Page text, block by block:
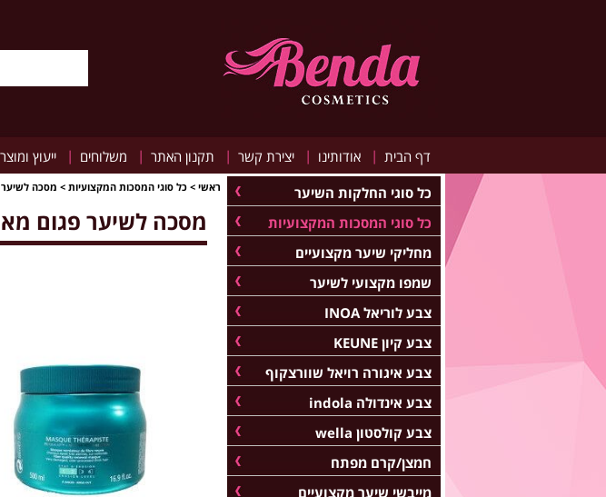
דף הבית | אודותינו | יצירת קשר | תקנון האתר | משלוחים | ייעוץ
ראשי > כל סוגי המסכות המקצועיות > מסכה לשיער פגום
מסכה לשיער פגום מאוד תרפיסט
כל סוגי החלקות השיער
כל סוגי המסכות המקצועיות
מחליקי שיער מקצועיים
שמפו מקצועי לשיער
צבע לוריאל INOA
צבע קיון KEUNE
צבע איגורה רויאל שוורצקוף
צבע אינדולה indola
צבע קולסטון wella
חמצן/קרם מפתח
מייבשי שיער מקצועיים